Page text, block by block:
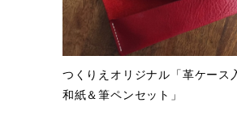
つくりえオリジナル「革ケー
和紙＆筆ペンセット」